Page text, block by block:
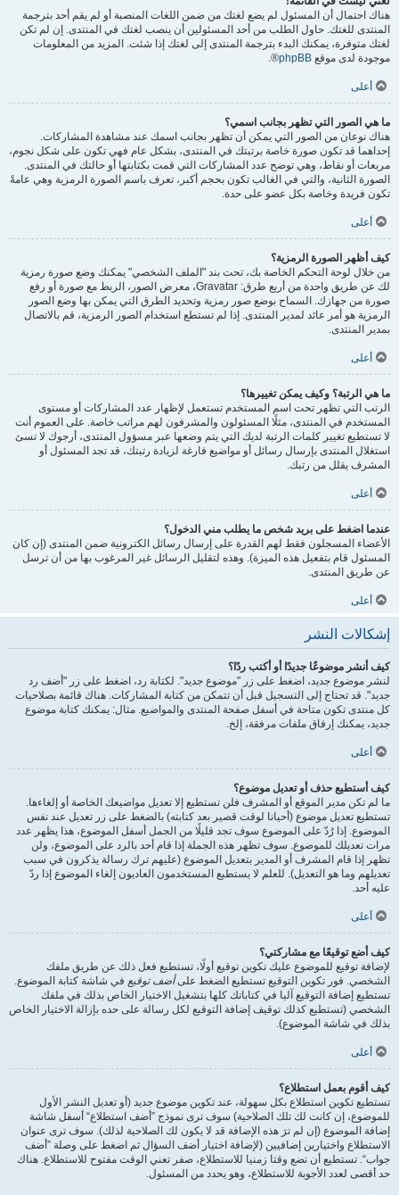
هناك احتمال أن المسئول لم يضع لغتك من ضمن اللغات المنصبة أو لم يقم أحد بترجمة
المنتدى للغتك. حاول الطلب من أحد المسئولين أن ينصب لغتك في المنتدى. إن لم تكن
لغتك متوفرة، يمكنك البدء بترجمة المنتدى إلى لغتك إذا شئت. المزيد من المعلومات
موجودة لدى موقع phpBB
®.
أعلى
ما هي الصور التي تظهر بجانب اسمي؟
هناك نوعان من الصور التي يمكن أن تظهر بجانب اسمك عند مشاهدة المشاركات.
إحداهما قد تكون صورة خاصة برتبتك في المنتدى، بشكل عام فهي تكون على شكل نجوم،
مربعات أو نقاط، وهي توضح عدد المشاركات التي قمت بكتابتها أو حالتك في المنتدى.
الصورة الثانية، والتي في الغالب تكون بحجم أكبر، تعرف باسم الصورة الرمزية وهي عامةً
تكون فريدة وخاصة بكل عضو على حدة.
أعلى
كيف أظهر الصورة الرمزية؟
من خلال لوحة التحكم الخاصة بك، تحت بند "الملف الشخصي" يمكنك وضع صورة رمزية
لك عن طريق واحدة من أربع طرق: Gravatar، معرض الصور، الربط مع صورة أو رفع
صورة من جهازك. السماح بوضع صور رمزية وتحديد الطرق التي يمكن بها وضع الصور
الرمزية هو أمر عائد لمدير المنتدى. إذا لم تستطع استخدام الصور الرمزية، قم بالاتصال
بمدير المنتدى.
أعلى
ما هي الرتبة؟ وكيف يمكن تغييرها؟
الرتب التي تظهر تحت اسم المستخدم تستعمل لإظهار عدد المشاركات أو مستوى
المستخدم في المنتدى، مثلًا المسئولون والمشرفون لهم مراتب خاصة. على العموم أنت
لا تستطيع تغيير كلمات الرتبة لديك التي يتم وضعها عبر مسؤول المنتدى، أرجوك لا تسئ
استغلال المنتدى بإرسال رسائل أو مواضيع فارغة لزيادة رتبتك، قد تجد المسئول أو
المشرف يقلل من رتبك.
أعلى
عندما اضغط على بريد شخص ما يطلب مني الدخول؟
الأعضاء المسجلون فقط لهم القدرة على إرسال رسائل الكترونية ضمن المنتدى (إن كان
المسئول قام بتفعيل هذه الميزة). وهذه لتقليل الرسائل غير المرغوب بها من أن ترسل
عن طريق المنتدى.
أعلى
إشكالات النشر
كيف أنشر موضوعًا جديدًا أو أكتب ردًا؟
لنشر موضوع جديد، اضغط على زر "موضوع جديد". لكتابة رد، اضغط على زر "أضف رد
جديد". قد تحتاج إلى التسجيل قبل أن تتمكن من كتابة المشاركات. هناك قائمة بصلاحيات
كل منتدى تكون متاحة في أسفل صفحة المنتدى والمواضيع. مثال: يمكنك كتابة موضوع
جديد، يمكنك إرفاق ملفات مرفقة، إلخ.
أعلى
كيف أستطيع حذف أو تعديل موضوع؟
ما لم تكن مدير الموقع أو المشرف فلن تستطيع إلا تعديل مواضيعك الخاصة أو إلغاءها.
تستطيع تعديل موضوع (أحيانا لوقت قصير بعد كتابته) بالضغط على زر تعديل عند نفس
الموضوع. إذا رُدّ على الموضوع سوف تجد قليلًا من الجمل أسفل الموضوع، هذا يظهر عدد
مرات تعديلك للموضوع. سوف تظهر هذه الجملة إذا قام أحد بالرد على الموضوع، ولن
تظهر إذا قام المشرف أو المدير بتعديل الموضوع (عليهم ترك رسالة يذكرون في سبب
تعديلهم وما هو التعديل). للعلم لا يستطيع المستخدمون العاديون إلغاء الموضوع إذا ردّ
عليه أحد.
أعلى
كيف أضع توقيعًا مع مشاركتي؟
لإضافة توقيع للموضوع عليك تكوين توقيع أولًا، تستطيع فعل ذلك عن طريق ملفك
الشخصي. فور تكوين التوقيع تستطيع الضغط علىأضف توقيع في شاشة كتابة الموضوع.
تستطيع إضافة التوقيع آليا في كتاباتك كلها بتشغيل الاختيار الخاص بذلك في ملفك
الشخصي (تستطيع كذلك توقيف إضافة التوقيع لكل رسالة على حده بإزالة الاختيار الخاص
بذلك في شاشة الموضوع).
أعلى
كيف أقوم بعمل استطلاع؟
تستطيع تكوين استطلاع بكل سهولة، عند تكوين موضوع جديد (أو تعديل النشر الأول
للموضوع، إن كانت لك تلك الصلاحية) سوف ترى نموذج ”أضف استطلاع“ أسفل شاشة
إضافة الموضوع (إن لم ترَ هذه الإضافة قد لا يكون لك الصلاحية لذلك). سوف ترى عنوان
الاستطلاع واختيارين إضافيين (لإضافة اختيار أضف السؤال ثم اضغط على وصلة ”أضف
جواب“. تستطيع أن تضع وقتا زمنيا للاستطلاع، صفر تعني الوقت مفتوح للاستطلاع. هناك
حد أقصى لعدد الأجوبة للاستطلاع، وهو يحدد من المسئول.